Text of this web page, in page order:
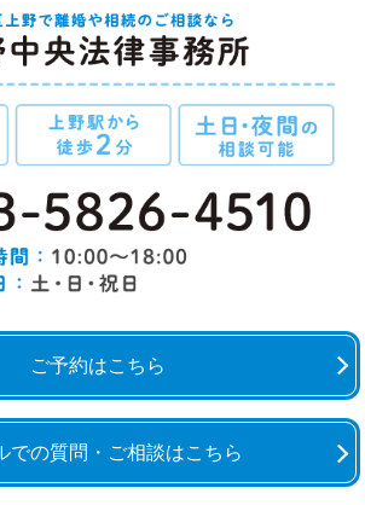
ご予約はこちら
での質問・ご相談はこちら